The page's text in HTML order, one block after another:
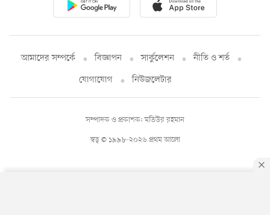
আমাদের সম্পর্কে বিজ্ঞাপন সার্কুলেশন
নীতি ও শর্ত
যোগাযোগ
নিউজলেটার
স্বত্ব © ১৯৯৮-২০২৬ প্রথম আলো
সম্পাদক ও প্রকাশক: মতিউর রহমান